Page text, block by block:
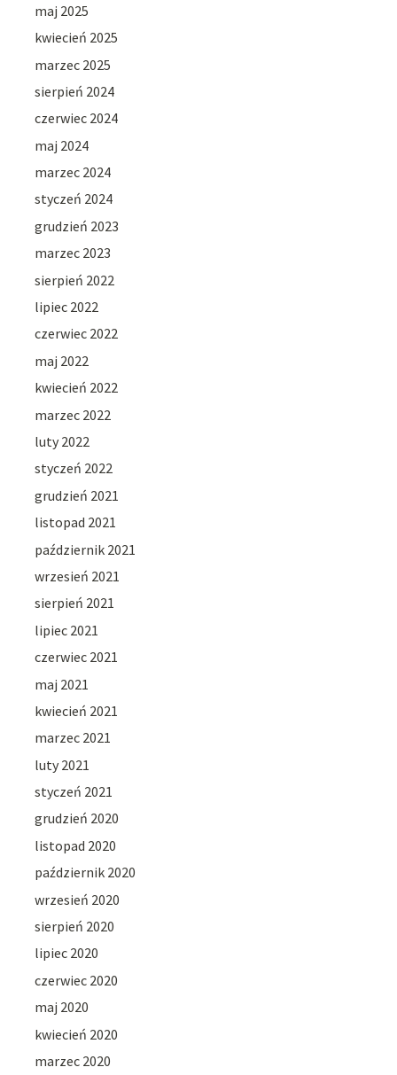
maj 2025
kwiecień 2025
marzec 2025
sierpień 2024
czerwiec 2024
maj 2024
marzec 2024
styczeń 2024
grudzień 2023
marzec 2023
sierpień 2022
lipiec 2022
czerwiec 2022
maj 2022
kwiecień 2022
marzec 2022
luty 2022
styczeń 2022
grudzień 2021
listopad 2021
październik 2021
wrzesień 2021
sierpień 2021
lipiec 2021
czerwiec 2021
maj 2021
kwiecień 2021
marzec 2021
luty 2021
styczeń 2021
grudzień 2020
listopad 2020
październik 2020
wrzesień 2020
sierpień 2020
lipiec 2020
czerwiec 2020
maj 2020
kwiecień 2020
marzec 2020